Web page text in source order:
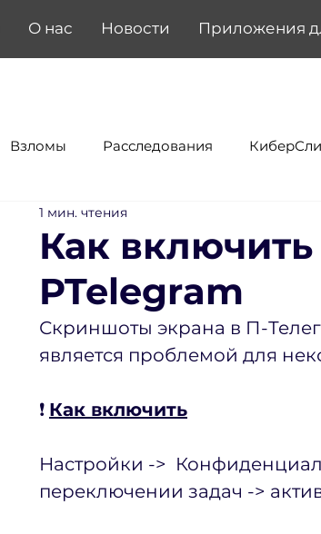
О нас Новости Приложения
Взломы Расследования
Как
PTelegram
1 мин. чтения
Скриншоты экрана в П-
является проблемой для
❗️ Как включить
Настройки ->
переключении задач ->